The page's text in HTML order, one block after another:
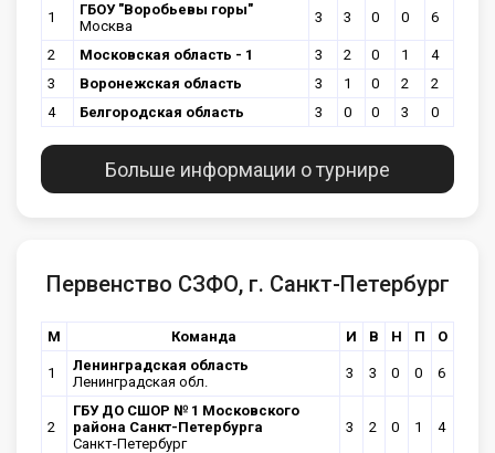
1
ГБОУ "Воробьевы горы"
Москва
3 3 0 0 6
2 Московская область - 1 3 2 0 1
4
3
Воронежская область 3 1 0 2
2
4
Белгородская область 3 0 0 3 0
Больше информации о турнире
Первенство СЗФО, г. Санкт-Петербург
М Команда И В Н П О
1
Ленинградская область
Ленинградская обл.
3 3 0 0 6
2
ГБУ ДО СШОР № 1 Московского
района Санкт-Петербурга
Санкт-Петербург
3 2 0 1 4